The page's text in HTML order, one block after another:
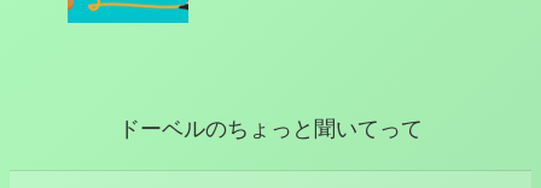
ドーベルのちょっと聞いてって